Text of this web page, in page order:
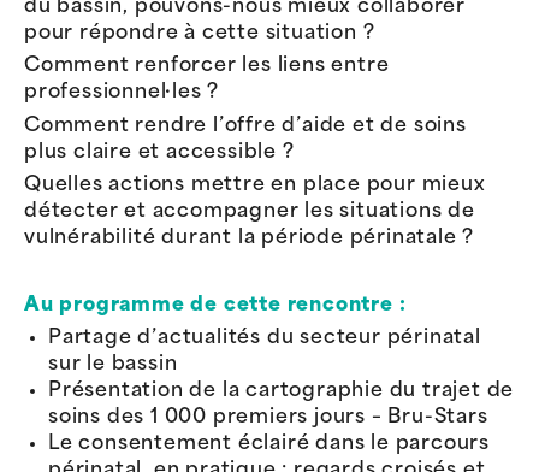
du bassin, pouvons-nous mieux collaborer
pour répondre à cette situation ?
Comment renforcer les liens entre
professionnel·les ?
Comment rendre l’offre d’aide et de soins
plus claire et accessible ?
Quelles actions mettre en place pour mieux
détecter et accompagner les situations de
vulnérabilité durant la période périnatale ?
Au programme de cette rencontre :
Partage d’actualités du secteur périnatal
sur le bassin
Présentation de la cartographie du trajet de
soins des 1 000 premiers jours – Bru-Stars
Le consentement éclairé dans le parcours